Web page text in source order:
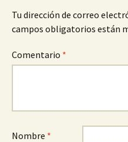
Tu dirección de correo
campos obligatorios están
Comentario *
Nombre *